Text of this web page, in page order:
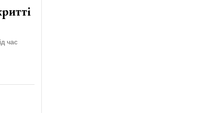
час